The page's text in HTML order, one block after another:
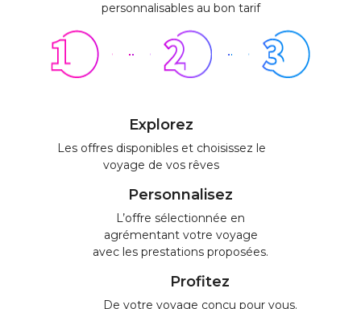
personnalisables au bon tarif
Explorez
Les offres disponibles et choisissez le
voyage de vos rêves
Personnalisez
L’offre sélectionnée en
agrémentant votre voyage
avec les prestations proposées.
Profitez
De votre voyage conçu pour vous.